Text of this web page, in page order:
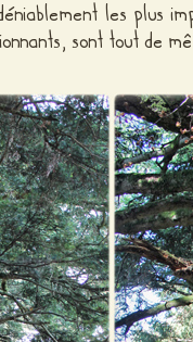
les plus
sont tout de